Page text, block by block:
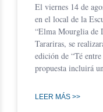
El viernes 14 de
en el local de la
“Elma Mourglia de
Tarariras, se
edición de “Té
propuesta incluirá
LEER MÁS >>